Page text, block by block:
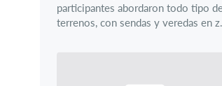
participantes abordaron todo tipo
terrenos, con sendas y veredas en